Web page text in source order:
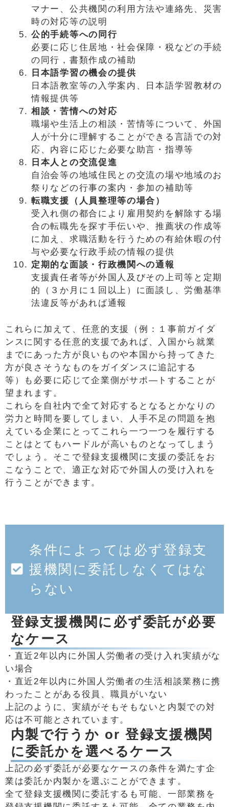
マナー、公共機関の利用方法や連絡先、災害
時の対応等の説明
公的手続等への同行
必要に応じ住居地・社会保障・税などの手続
の同行，書類作成の補助
日本語学習の機会の提供
日本語教室等の入学案内、日本語学習教材の
情報提供等
相談・苦情への対応
職場や生活上の相談・苦情等について、外国
人が十分に理解することができる言語での対
応、内容に応じた必要な助言・指導等
日本人との交流促進
自治会等の地域住民との交流の場や地域のお
祭りなどの行事の案内・参加の補助等
転職支援（人員整理等の場合）
受入れ側の都合により雇用契約を解除する場
合の転職先を探す手伝いや、推薦状の作成等
に加え、求職活動を行うための有給休暇の付
与や必要な行政手続の情報の提供
定期的な面談・行政機関への通報
支援責任者等が外国人及びその上司等と定期
的（３か月に１回以上）に面談し、労働基準
法違反等があれば通報
これらに加えて、任意的支援（例：１事前ガイダ
ンスに関する任意的支援であれば、入国から就業
までにあった方が良いものや本国から持ってきた
方が良さそうなものをガイダンスに追記する
等）も必要に応じて企業側がサポ―トすることが
望まれます。
これらを自社内で全て対応するとなるとかなりの
労力と時間を要してしまい、人手不足の問題を抱
えている企業にとってこれら一つ一つを履行する
ことはとてもハードルが高いものとなってしまう
でしょう。そこで登録支援機関に支援の委託をお
こなうことで、適正な対応で外国人の受け入れを
行うことができます。
条件によっては必ず登録支
援機関に委託しなくてはな
らない
登録支援機関に必ず委託が必要
なケース
・直近2年以内に外国人労働者の受け入れ実績がな
い場合
・直近2年以内に外国人労働者の生活相談業務に携
わったことがある役員、職員がいない
上記のように、実績がそもそもないと内製での対
応は不可能とされています。
内製で行うか or 登録支援機関
に委託かを選べるケース
上記の必ず委託が必要なケースの条件を満たす企
業は委託か内製かを選ぶことができます。
全て登録支援機関に委託するも可能、一部業務を